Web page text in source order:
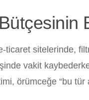
ticaret sitelerinde,
vakit
örümceğe “bu tür